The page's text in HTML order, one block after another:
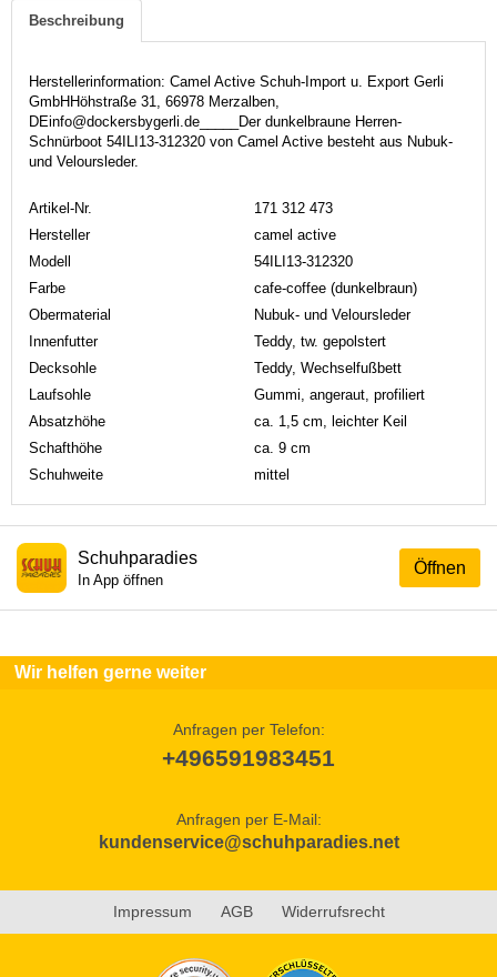
Beschreibung
Herstellerinformation: Camel Active Schuh-Import u. Export Gerli
GmbHHöhstraße 31, 66978 Merzalben,
DEinfo@dockersbygerli.de_____Der dunkelbraune Herren-
Schnürboot 54ILI13-312320 von Camel Active besteht aus Nubuk-
und Veloursleder.
Artikel-Nr.
171 312 473
Hersteller
camel active
Modell
54ILI13-312320
Farbe
cafe-coffee (dunkelbraun)
Obermaterial
Nubuk- und Veloursleder
Innenfutter
Teddy, tw. gepolstert
Decksohle
Teddy, Wechselfußbett
Laufsohle
Gummi, angeraut, profiliert
Absatzhöhe
ca. 1,5 cm, leichter Keil
Schafthöhe
ca. 9 cm
Schuhweite
mittel
Öffnen
Schuhparadies
In App öffnen
Wir helfen gerne weiter
Anfragen per Telefon:
+496591983451
Anfragen per E-Mail:
kundenservice@schuhparadies.net
Impressum AGB Widerrufsrecht